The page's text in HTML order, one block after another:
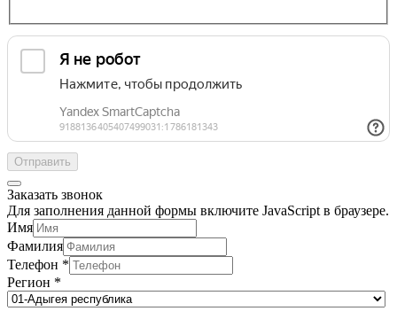
Отправить
Заказать звонок
Для заполнения данной формы включите JavaScript в браузере.
Имя
Фамилия
Телефон *
Регион *